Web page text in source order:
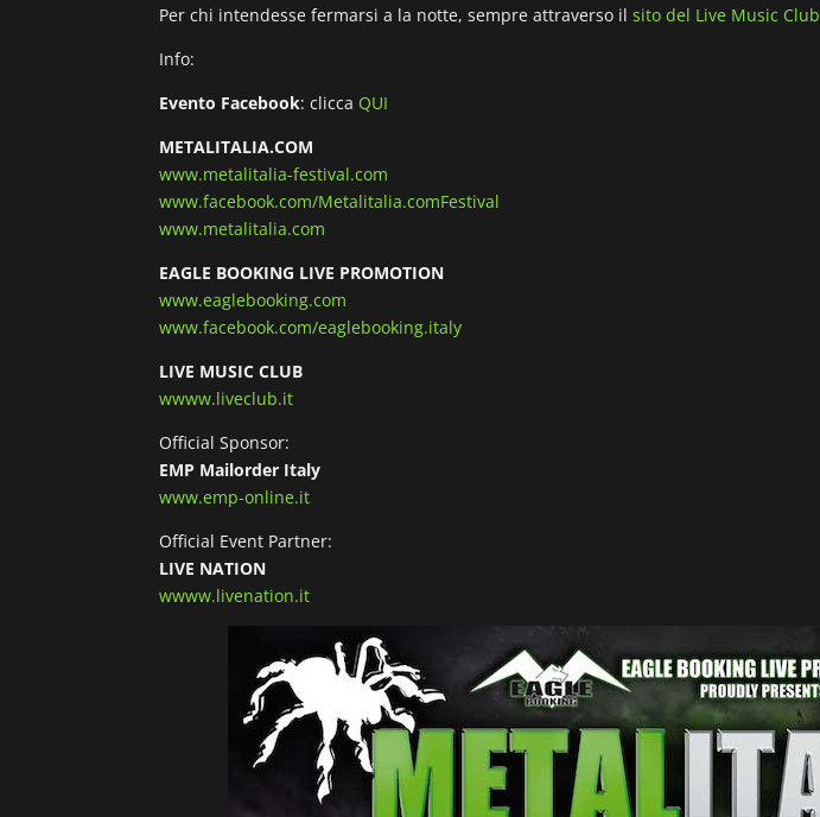
Per chi intendesse fermarsi a la notte, sempre attraverso ilsito del Live Music Club
Info:
Evento Facebook: clicca QUI
METALITALIA.COM
www.metalitalia-festival.com
www.facebook.com/Metalitalia.comFestival
www.metalitalia.com
EAGLE BOOKING LIVE PROMOTION
www.eaglebooking.com
www.facebook.com/eaglebooking.italy
LIVE MUSIC CLUB
wwww.liveclub.it
Official Sponsor:
EMP Mailorder Italy
www.emp-online.it
Official Event Partner:
LIVE NATION
wwww.livenation.it